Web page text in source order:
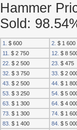
Hammer
Sold:
1. $ 600 2. $ 1 600
11.
$ 2 750 12. $ 8
22. $ 2 500 23. $ 475
32. $ 3 750 33. $ 2
43. $ 2 500 44. $ 1
53. $ 3 250 54. $ 5
63. $ 1 300 64. $ 4
73. $ 1 300 74. $ 1
83. $ 1 400 84. $ 5